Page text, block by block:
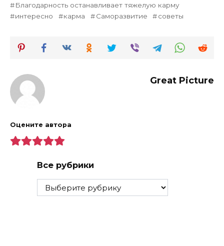
Благодарность останавливает тяжелую карму
интересно
карма Саморазвитие советы
Great Picture
Оцените автора
Все рубрики
Все
рубрики